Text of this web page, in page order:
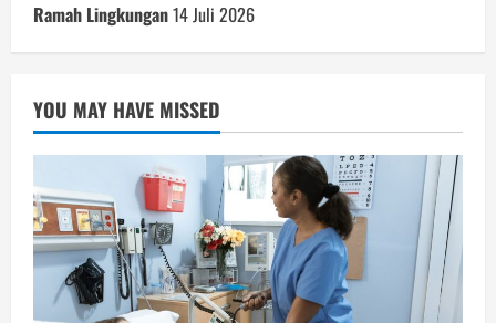
Ramah Lingkungan14 Juli 2026
YOU MAY HAVE MISSED